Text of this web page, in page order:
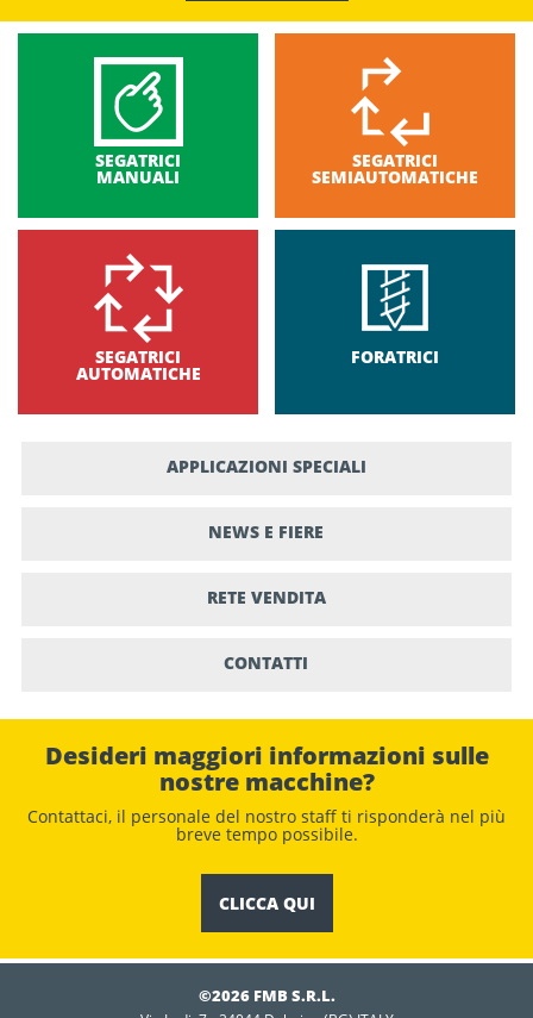
SEGATRICI
MANUALI
SEGATRICI
SEMIAUTOMATICHE
SEGATRICI
AUTOMATICHE
FORATRICI
APPLICAZIONI SPECIALI
NEWS E FIERE
RETE VENDITA
CONTATTI
Desideri maggiori informazioni sulle
nostre macchine?
Contattaci, il personale del nostro staﬀ ti risponderà nel più
breve tempo possibile.
CLICCA QUI
©2026 FMB S.R.L.